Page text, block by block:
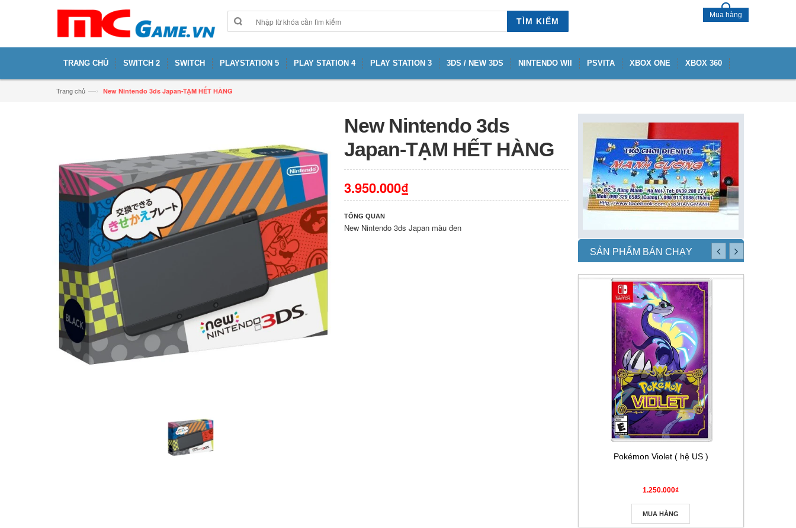
TÌM KIẾM
Mua hàng
TRANG CHỦ SWITCH 2 SWITCH PLAYSTATION 5 PLAY STATION 4 PLAY STATION 3 3DS / NEW 3DS NINTENDO WII PSVITA XBOX ONE XBOX 360
Trang chủ —› New Nintendo 3ds Japan-TẠM HẾT HÀNG
New Nintendo 3ds
Japan-TẠM HẾT HÀNG
3.950.000₫
TỔNG QUAN
New Nintendo 3ds Japan màu đen
SẢN PHẨM BÁN CHẠY
Pokémon Violet ( hệ US )
1.250.000₫
MUA HÀNG